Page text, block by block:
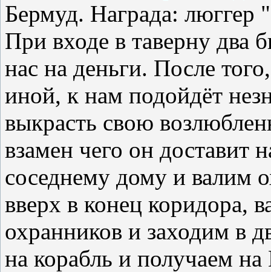
Бермуд. Награда: люггер
При входе в таверну два
нас на деньги. После
иной, к нам подойдёт
выкрасть свою
взамен чего он доставит
соседнему дому и валим
вверх в конец коридора,
охранников и заходим в
на корабль и получаем